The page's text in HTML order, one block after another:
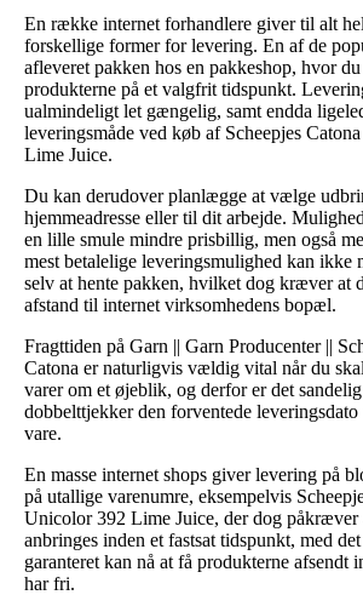
En række internet forhandlere giver til alt
forskellige former for levering. En af de
afleveret pakken hos en pakkeshop, hvor
produkterne på et valgfrit tidspunkt.
ualmindeligt let gængelig, samt endda
leveringsmåde ved køb af Scheepjes
Lime Juice.
Du kan derudover planlægge at vælge
hjemmeadresse eller til dit arbejde.
en lille smule mindre prisbillig, men også
mest betalelige leveringsmulighed kan ikke
selv at hente pakken, hvilket dog kræver at
afstand til internet virksomhedens bopæl.
Fragttiden på Garn || Garn Producenter ||
Catona er naturligvis vældig vital når du
varer om et øjeblik, og derfor er det
dobbelttjekker den forventede
vare.
En masse internet shops giver levering på
på utallige varenumre, eksempelvis
Unicolor 392 Lime Juice, der dog påkræver
anbringes inden et fastsat tidspunkt, med
garanteret kan nå at få produkterne afsendt
har fri.